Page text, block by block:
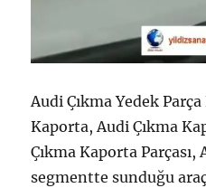
Audi Çıkma Yedek
Kaporta, Audi Çıkma
Çıkma Kaporta
segmentte sunduğu